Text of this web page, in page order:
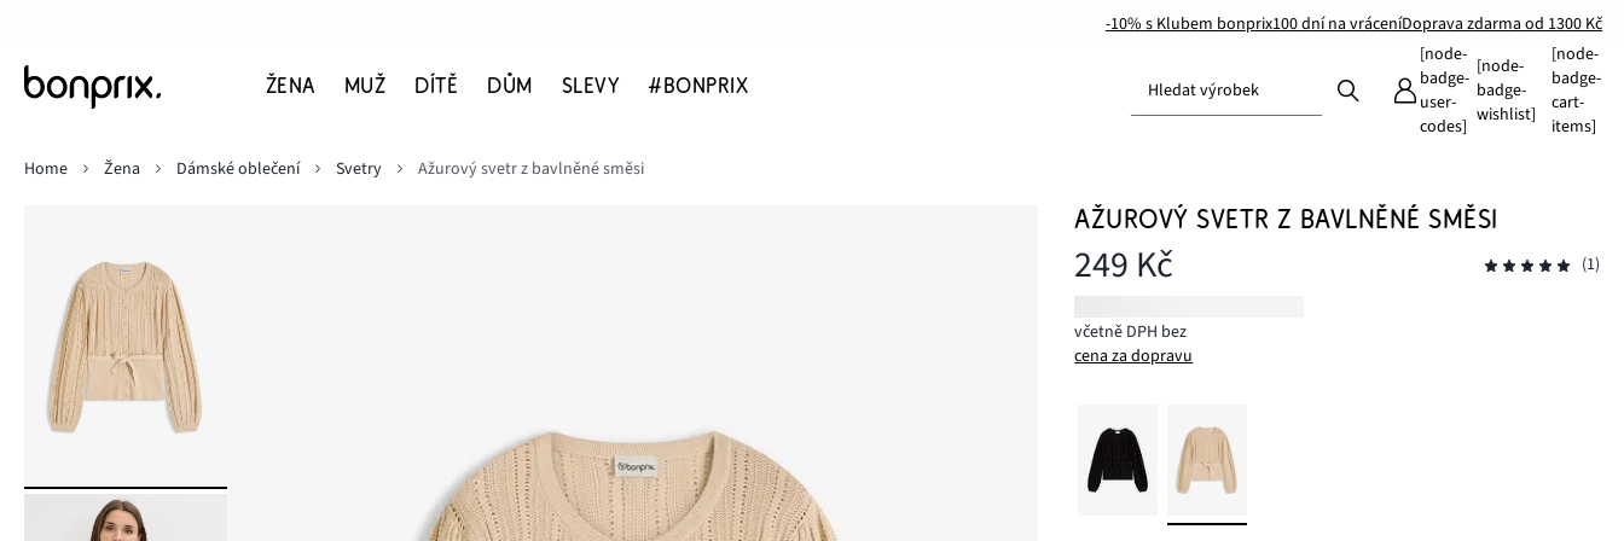
-10% s Klubem bonprix100 dní na vráceníDoprava zdarma od 1300 Kč
ŽENA MUŽ DÍTĚ DŮM SLEVY #BONPRIX Hledat výrobek
[node-
badge-
user-
codes]
[node-
badge-
wishlist]
[node-
badge-
cart-
items]
Home
Žena Dámské oblečení Svetry Ažurový svetr z bavlněné směsi
AŽUROVÝ SVETR Z BAVLNĚNÉ SMĚSI
249 Kč (1)
včetně DPH bez
cena za dopravu